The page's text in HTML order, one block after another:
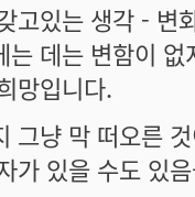
고있는 생각 - 변
는 데는 변함이
망입니다.
그냥 막 떠오른
가 있을 수도 있